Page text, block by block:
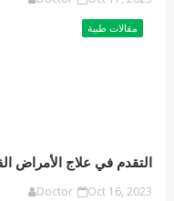
مقالات طبية
التقدم في علاج الأمراض
Doctor Oct 16, 2023